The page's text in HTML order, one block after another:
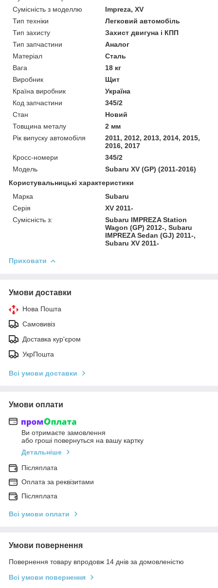
Сумісність з моделлю
Impreza, XV
Тип техніки
Легковий автомобіль
Тип захисту
Захист двигуна і КПП
Тип запчастини
Аналог
Матеріал
Сталь
Вага
18 кг
Виробник
Щит
Країна виробник
Україна
Код запчастини
345/2
Стан
Новий
Товщина металу
2 мм
Рік випуску автомобіля
2011, 2012, 2013, 2014, 2015,
2016, 2017
Кросс-номери
345/2
Модель
Subaru XV (GP) (2011-2016)
Користувальницькі характеристики
Марка
Subaru
Серія
XV 2011-
Сумісність з:
Subaru IMPREZA Station
Wagon (GP) 2012-, Subaru
IMPREZA Sedan (GJ) 2011-,
Subaru XV 2011-
Приховати
Умови доставки
Нова Пошта
Самовивіз
Доставка кур'єром
УкрПошта
Всі умови доставки
Умови оплати
Ви отримаєте замовлення
або гроші повернуться на вашу картку
Детальніше
Післяплата
Оплата за реквізитами
Післяплата
Всі умови оплати
Умови повернення
Повернення товару впродовж 14 днів за домовленістю
Всі умови повернення